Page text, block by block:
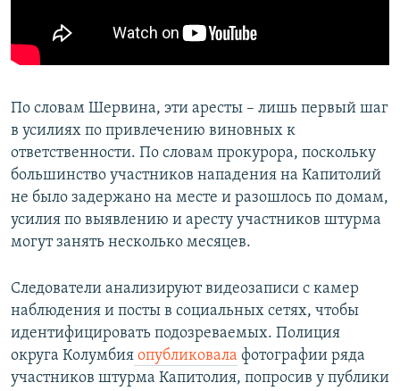
По словам Шервина, эти аресты – лишь первый шаг
в усилиях по привлечению виновных к
ответственности. По словам прокурора, поскольку
большинство участников нападения на Капитолий
не было задержано на месте и разошлось по домам,
усилия по выявлению и аресту участников штурма
могут занять несколько месяцев.
Следователи анализируют видеозаписи с камер
наблюдения и посты в социальных сетях, чтобы
идентифицировать подозреваемых. Полиция
округа Колумбия опубликовала фотографии ряда
участников штурма Капитолия, попросив у публики